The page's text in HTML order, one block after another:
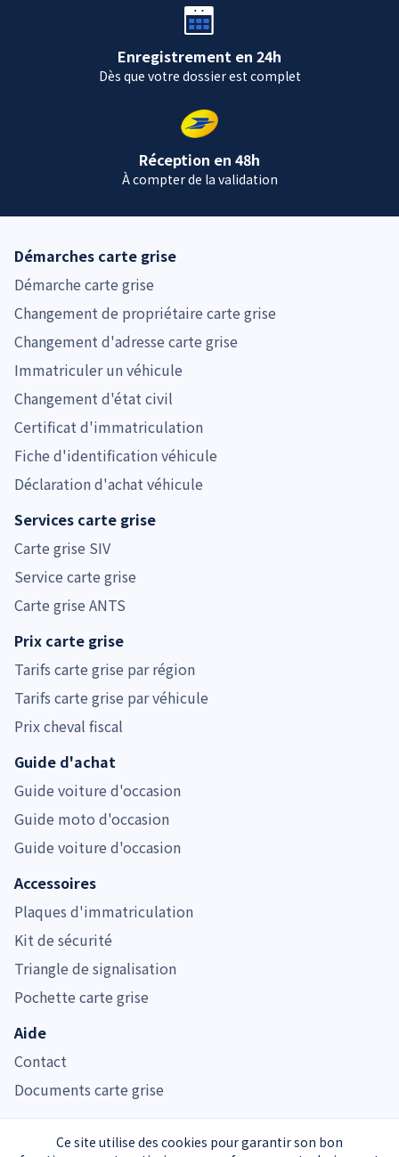
Ce site utilise des cookies pour garantir son bon
Enregistrement en 24h
Dès que votre dossier est complet
Réception en 48h
À compter de la validation
Démarches carte grise
Démarche carte grise
Changement de propriétaire carte grise
Changement d'adresse carte grise
Immatriculer un véhicule
Changement d'état civil
Certificat d'immatriculation
Fiche d'identification véhicule
Déclaration d'achat véhicule
Services carte grise
Carte grise SIV
Service carte grise
Carte grise ANTS
Prix carte grise
Tarifs carte grise par région
Tarifs carte grise par véhicule
Prix cheval fiscal
Guide d'achat
Guide voiture d'occasion
Guide moto d'occasion
Guide voiture d'occasion
Accessoires
Plaques d'immatriculation
Kit de sécurité
Triangle de signalisation
Pochette carte grise
Aide
Contact
Documents carte grise